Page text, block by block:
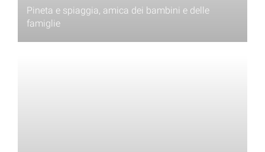
Pineta e spiaggia, amica dei bambini e delle
famiglie